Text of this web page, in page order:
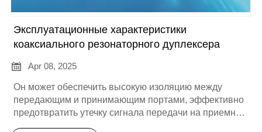
Эксплуатационные характеристики
коаксиального резонаторного дуплексера

Apr 08, 2025
Он может обеспечить высокую изоляцию между
передающим и принимающим портами, эффективно
предотвратить утечку сигнала передачи на приемный